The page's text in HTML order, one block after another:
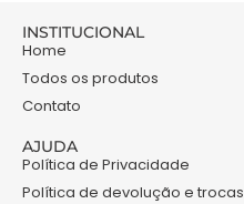
INSTITUCIONAL
Home
Todos os produtos
Contato
AJUDA
Política de Privacidade
Política de devolução e trocas